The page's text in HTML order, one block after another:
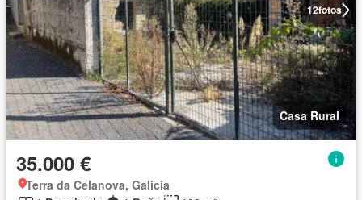
12fotos
Casa Rural
35.000 €
Terra da Celanova, Galicia